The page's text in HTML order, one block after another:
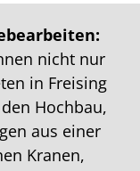
nicht nur
in Freising
Hochbau,
aus einer
Kranen,